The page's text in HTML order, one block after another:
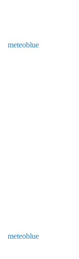
meteoblue
meteoblue